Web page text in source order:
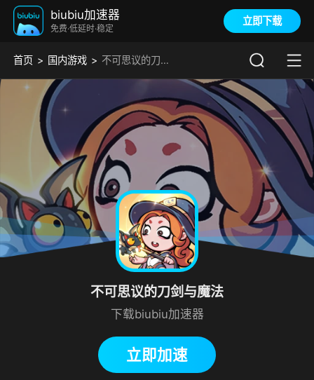
biubiu加速器
免费·低延时·稳定
立即下载
首页 国内游戏 不可思议的刀剑与魔法加速器
不可思议的刀剑与魔法
下载biubiu加速器
立即加速